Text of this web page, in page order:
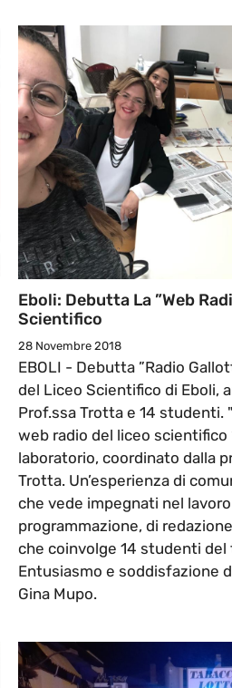
Eboli: Debutta La ”Web
Scientifico
28 Novembre 2018
EBOLI - Debutta ”Radio
del Liceo Scientifico di Eboli,
Prof.ssa Trotta e 14 studenti.
web radio del liceo scientifico
laboratorio, coordinato dalla
Trotta. Un’esperienza di
che vede impegnati nel
programmazione, di
che coinvolge 14 studenti del
Entusiasmo e soddisfazione
Gina Mupo.